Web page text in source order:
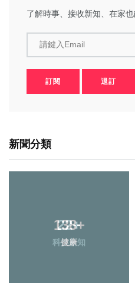
了解時事、接收新知、在家也
請鍵入Email
訂閱 退訂
新聞分類
22+
科技新知